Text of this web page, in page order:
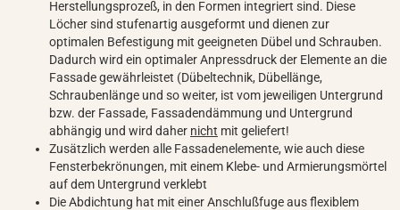
Herstellungsprozeß, in den Formen integriert sind. Diese
Löcher sind stufenartig ausgeformt und dienen zur
optimalen Befestigung mit geeigneten Dübel und Schrauben.
Dadurch wird ein optimaler Anpressdruck der Elemente an die
Fassade gewährleistet (Dübeltechnik, Dübellänge,
Schraubenlänge und so weiter, ist vom jeweiligen Untergrund
bzw. der Fassade, Fassadendämmung und Untergrund
abhängig und wird daher nicht mit geliefert!
Zusätzlich werden alle Fassadenelemente, wie auch diese
Fensterbekrönungen, mit einem Klebe- und Armierungsmörtel
auf dem Untergrund verklebt
Die Abdichtung hat mit einer Anschlußfuge aus flexiblem